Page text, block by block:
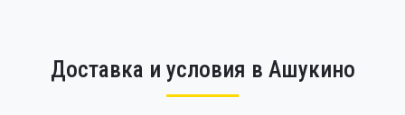
Доставка и условия в Ашукино